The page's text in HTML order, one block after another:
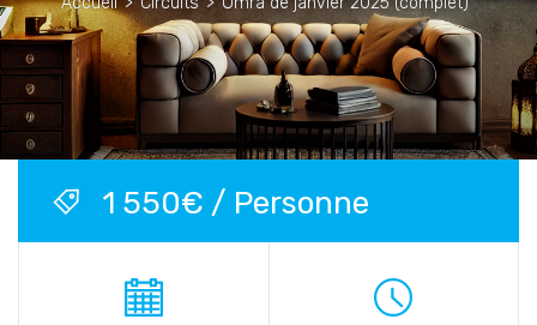
1 550€ / Personne